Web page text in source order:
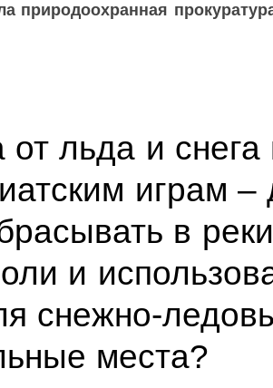
природоохранная
от льда и
играм
в
и
снежно-
места?